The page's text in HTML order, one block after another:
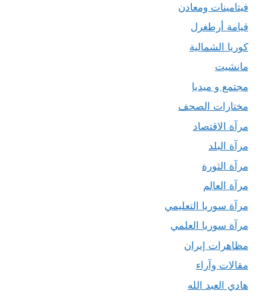
فيتامينات ومعادن
قيامة أرطغرل
كوريا الشمالية
مانشيت
مجتمع و ميديا
مختارات الصحف
مرآة الاقتصاد
مرآة البلد
مرآة الثورة
مرآة العالم
مرآة سوريا التعليمي
مرآة سوريا العلمي
مظاهرات إيران
مقالات وآراء
هادي العبد الله